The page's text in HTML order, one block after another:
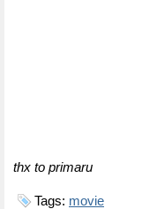
thx to primaru
Tags: movie